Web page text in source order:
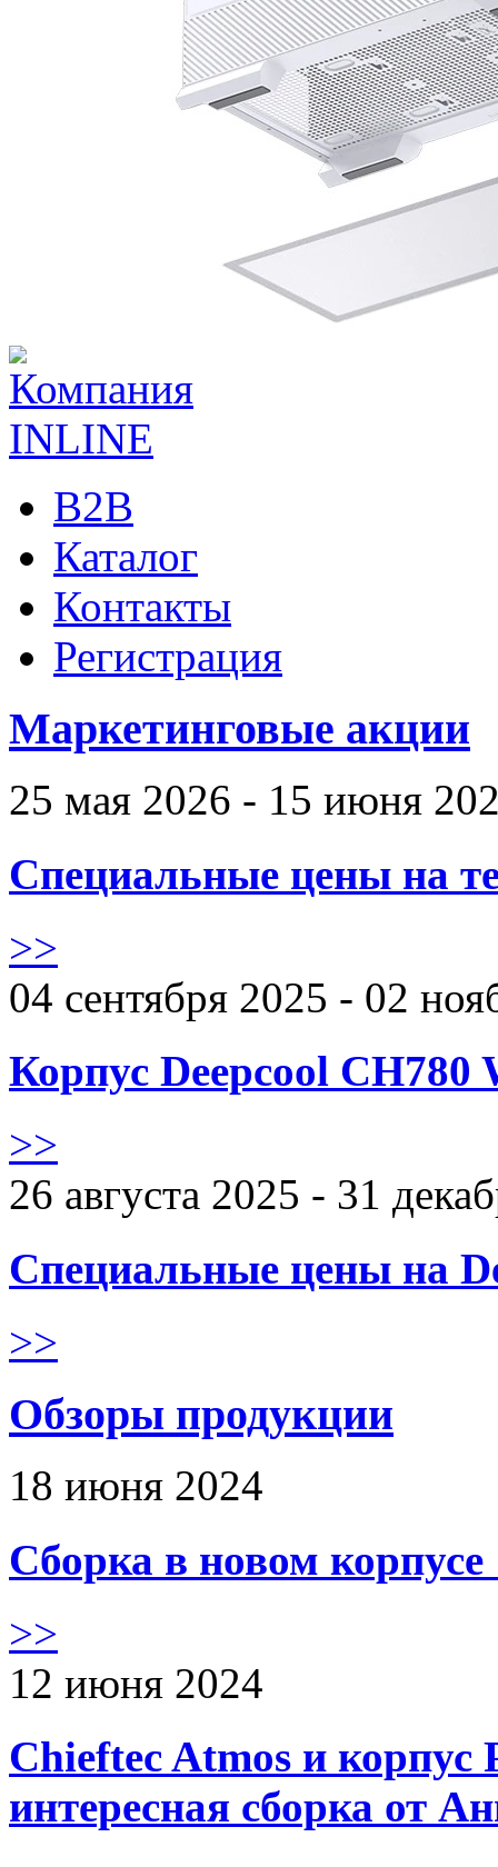
B2B
Каталог
Контакты
Регистрация
Маркетинговые акции
25 мая 2026 - 15 июня
Специальные цены на
>>
04 сентября 2025 - 02
Корпус Deepcool CH780
>>
26 августа 2025 - 31
Специальные цены на
>>
Обзоры продукции
18 июня 2024
Сборка в новом
>>
12 июня 2024
Chieftec Atmos и корпус
интересная сборка от